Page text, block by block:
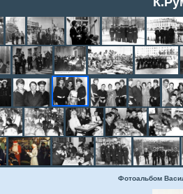
Фотоальбом